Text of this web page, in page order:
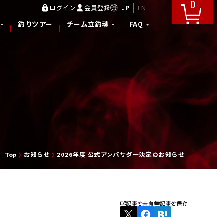
ログイン 会員登録 JP EN
釣りツアー チーム立釣魂 FAQ
0
Top お知らせ 2026年度 公式アンバサダー決定のお知らせ
記事を共有 記事を保存